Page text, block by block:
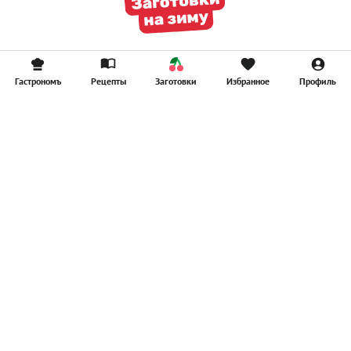
Гастрономъ Рецепты Заготовки Избранное Профиль